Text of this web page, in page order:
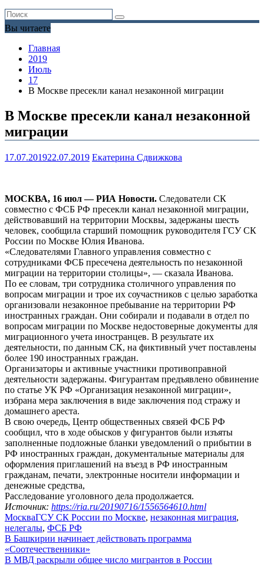
Вы читаете
Главная
2019
Июль
17
В Москве пресекли канал незаконной миграции
В Москве пресекли канал незаконной
миграции
17.07.201922.07.2019 Екатерина Сдвижкова
МОСКВА, 16 июл — РИА Новости. Следователи СК
совместно с ФСБ РФ пресекли канал незаконной миграции,
действовавший на территории Москвы, задержаны шесть
человек, сообщила старший помощник руководителя ГСУ СК
России по Москве Юлия Иванова.
«Следователями Главного управления совместно с
сотрудниками ФСБ пресечена деятельность по незаконной
миграции на территории столицы», — сказала Иванова.
По ее словам, три сотрудника столичного управления по
вопросам миграции и трое их соучастников с целью заработка
организовали незаконное пребывание на территории РФ
иностранных граждан. Они собирали и подавали в отдел по
вопросам миграции по Москве недостоверные документы для
миграционного учета иностранцев. В результате их
деятельности, по данным СК, на фиктивный учет поставлены
более 190 иностранных граждан.
Организаторы и активные участники противоправной
деятельности задержаны. Фигурантам предъявлено обвинение
по статье УК РФ «Организация незаконной миграции»,
избрана мера заключения в виде заключения под стражу и
домашнего ареста.
В свою очередь, Центр общественных связей ФСБ РФ
сообщил, что в ходе обысков у фигурантов были изъяты
заполненные подложные бланки уведомлений о прибытии в
РФ иностранных граждан, документальные материалы для
оформления приглашений на въезд в РФ иностранным
гражданам, печати, электронные носители информации и
денежные средства,
Расследование уголовного дела продолжается.
Источник: https://ria.ru/20190716/1556564610.html
МоскваГСУ СК России по Москве, незаконная миграция,
нелегалы, ФСБ РФ
Навигация
по
В Башкирии начинает действовать программа
«Соотечественники»
В МВД раскрыли общее число мигрантов в России